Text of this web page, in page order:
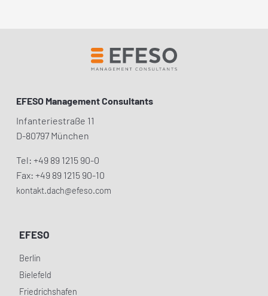
EFESO Management Consultants
Infanteriestraße 11
D-80797 München
Tel: +49 89 1215 90-0
Fax: +49 89 1215 90-10
kontakt.dach@efeso.com
EFESO
Berlin
Bielefeld
Friedrichshafen